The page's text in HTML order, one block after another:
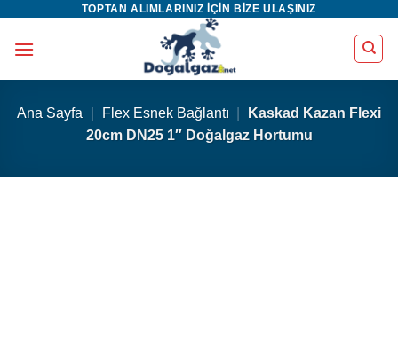
TOPTAN ALIMLARINIZ IÇIN BIZE ULAŞINIZ
Ana Sayfa Flex Esnek Bağlantı
Kaskad Kazan Flexi
20cm DN25 1″ Doğalgaz Hortumu